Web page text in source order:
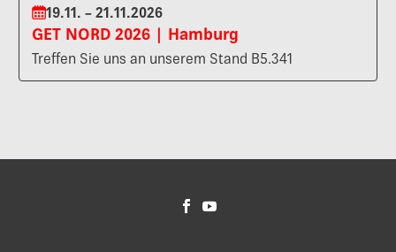
19.11. – 21.11.2026
GET NORD 2026 | Hamburg
Treffen Sie uns an unserem Stand B5.341